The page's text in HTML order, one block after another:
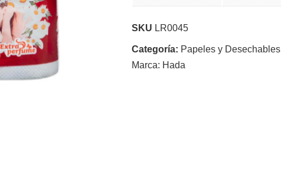
SKU LR0045
Categoría: Papeles y Desechables
Marca: Hada